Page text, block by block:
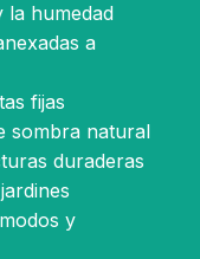
la humedad
a
fijas
sombra natural
duraderas
y